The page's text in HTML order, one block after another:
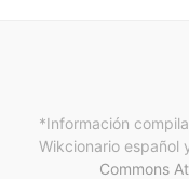
*Información
Wikcionario español
Commons